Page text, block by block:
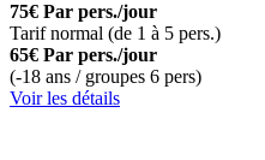
75€ Par pers./jour
Tarif normal (de 1 à 5 pers.)
65€ Par pers./jour
(-18 ans / groupes 6 pers)
Voir les détails